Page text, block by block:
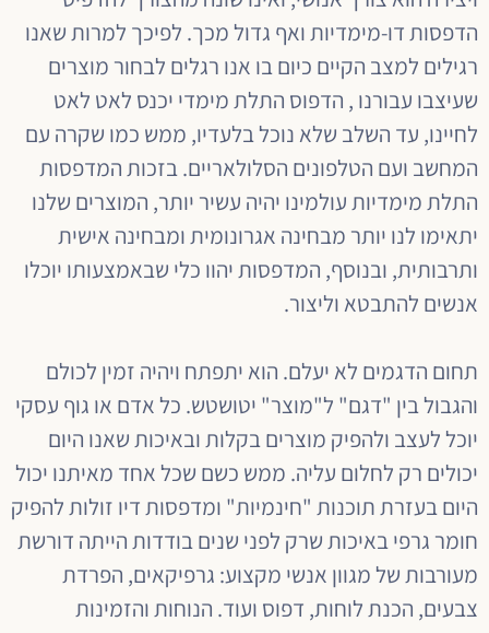
הדפסות דו-מימדיות ואף גדול מכך. לפיכך למרות שאנו
רגילים למצב הקיים כיום בו אנו רגלים לבחור מוצרים
שעיצבו עבורנו , הדפוס התלת מימדי יכנס לאט לאט
לחיינו, עד השלב שלא נוכל בלעדיו, ממש כמו שקרה עם
המחשב ועם הטלפונים הסלולאריים. בזכות המדפסות
התלת מימדיות עולמינו יהיה עשיר יותר, המוצרים שלנו
יתאימו לנו יותר מבחינה אגרונומית ומבחינה אישית
ותרבותית, ובנוסף, המדפסות יהוו כלי שבאמצעותו יוכלו
אנשים להתבטא וליצור.
תחום הדגמים לא יעלם. הוא יתפתח ויהיה זמין לכולם
והגבול בין "דגם" ל"מוצר" יטושטש. כל אדם או גוף עסקי
יוכל לעצב ולהפיק מוצרים בקלות ובאיכות שאנו היום
יכולים רק לחלום עליה. ממש כשם שכל אחד מאיתנו יכול
היום בעזרת תוכנות "חינמיות" ומדפסות דיו זולות להפיק
חומר גרפי באיכות שרק לפני שנים בודדות הייתה דורשת
מעורבות של מגוון אנשי מקצוע: גרפיקאים, הפרדת
צבעים, הכנת לוחות, דפוס ועוד. הנוחות והזמינות